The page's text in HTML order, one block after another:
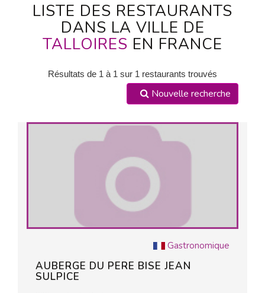
LISTE DES RESTAURANTS
DANS LA VILLE DE
TALLOIRES EN FRANCE
Résultats de 1 à 1 sur 1 restaurants trouvés
Nouvelle recherche
Gastronomique
AUBERGE DU PERE BISE JEAN
SULPICE